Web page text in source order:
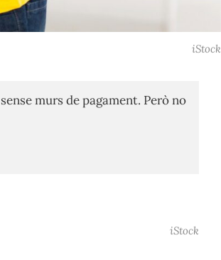
iStock
murs de pagament. Però no
iStock